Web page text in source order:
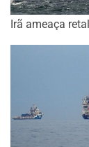
Irã ameaça